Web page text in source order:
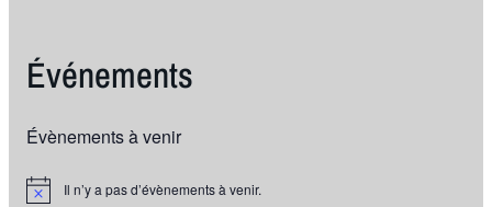
Événements
Évènements à venir
N
Il n’y a pas d’évènements à venir.